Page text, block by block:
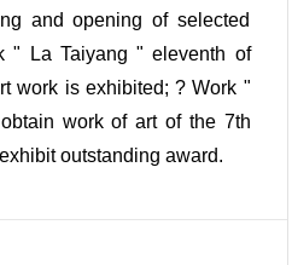
and opening of selected
" La Taiyang " eleventh of
work is exhibited; ? Work "
work of art of the 7th
outstanding award.